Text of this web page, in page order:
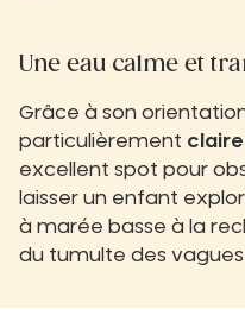
Une eau calme et
Grâce à son
particulièrement
excellent spot pour
laisser un enfant
à marée basse à la
du tumulte des vagues